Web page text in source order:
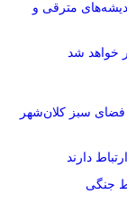
مترقی و
خواهد شد
فضای سبز کلان‌شهر